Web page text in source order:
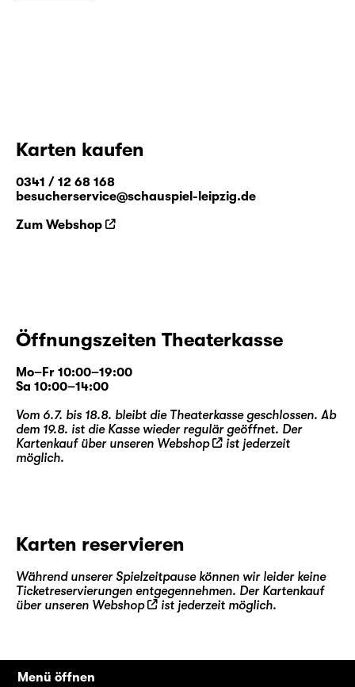
Karten kaufen
0341 / 12 68 168
besucherservice@schauspiel-leipzig.de
Zum Webshop
Öffnungszeiten Theaterkasse
Mo–Fr 10:00–19:00
Sa 10:00–14:00
Vom 6.7. bis 18.8. bleibt die Theaterkasse geschlossen. Ab
dem 19.8. ist die Kasse wieder regulär geöffnet. Der
Kartenkauf über unseren Webshop
ist jederzeit
möglich.
Karten reservieren
Während unserer Spielzeitpause können wir leider keine
Ticketreservierungen entgegennehmen. Der Kartenkauf
über unseren Webshop ist jederzeit möglich.
Menü öffnen